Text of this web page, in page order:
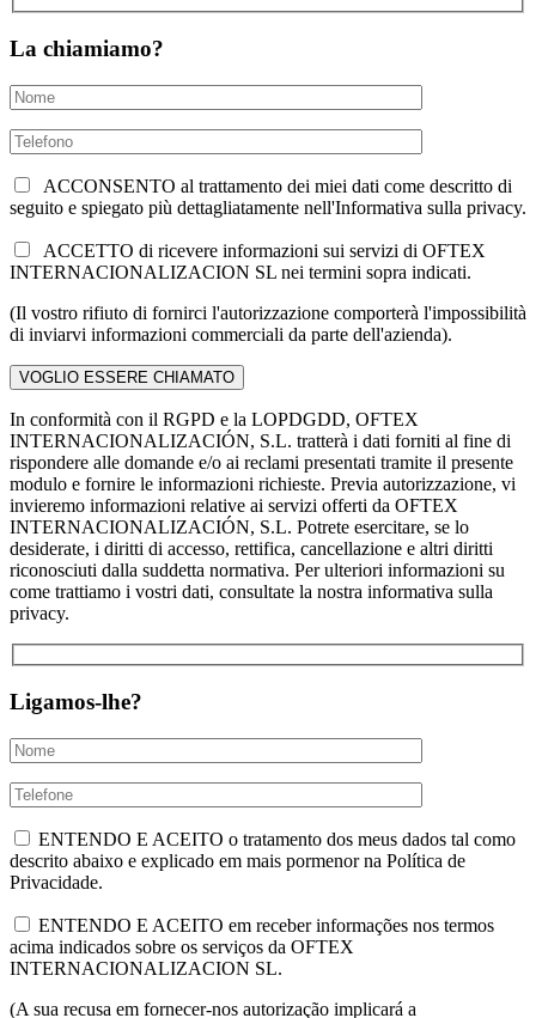
La chiamiamo?
ACCONSENTO al trattamento dei miei dati come descritto di
seguito e spiegato più dettagliatamente nell'Informativa sulla privacy.
ACCETTO di ricevere informazioni sui servizi di OFTEX
INTERNACIONALIZACION SL nei termini sopra indicati.
(Il vostro rifiuto di fornirci l'autorizzazione comporterà l'impossibilità
di inviarvi informazioni commerciali da parte dell'azienda).
In conformità con il RGPD e la LOPDGDD, OFTEX
INTERNACIONALIZACIÓN, S.L. tratterà i dati forniti al fine di
rispondere alle domande e/o ai reclami presentati tramite il presente
modulo e fornire le informazioni richieste. Previa autorizzazione, vi
invieremo informazioni relative ai servizi offerti da OFTEX
INTERNACIONALIZACIÓN, S.L. Potrete esercitare, se lo
desiderate, i diritti di accesso, rettifica, cancellazione e altri diritti
riconosciuti dalla suddetta normativa. Per ulteriori informazioni su
come trattiamo i vostri dati, consultate la nostra informativa sulla
privacy.
Ligamos-lhe?
ENTENDO E ACEITO o tratamento dos meus dados tal como
descrito abaixo e explicado em mais pormenor na Política de
Privacidade.
ENTENDO E ACEITO em receber informações nos termos
acima indicados sobre os serviços da OFTEX
INTERNACIONALIZACION SL.
(A sua recusa em fornecer-nos autorização implicará a